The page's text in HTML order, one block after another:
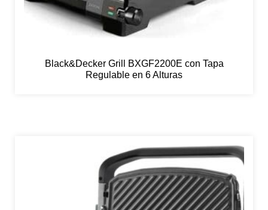
Black&Decker Grill BXGF2200E con Tapa
Regulable en 6 Alturas